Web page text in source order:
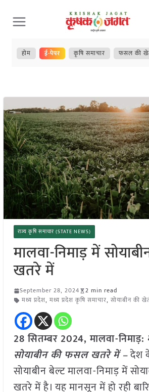
Skip
to
content
होम ई-पेपर कृषि समाचार फसल की
राज्य कृषि समाचार (STATE NEWS)
मालवा-निमाड़ में
खतरे में
September 28, 2024
2 min read
मध्य प्रदेश, मध्य प्रदेश कृषि समाचार, सोयाबीन की
28 सितम्बर 2024, मालवा-निमाड़:
सोयाबीन की फसल खतरे में –देश
सोयाबीन बेल्ट मालवा-निमाड़ में
खतरे में है। यह मानसून में हो रही